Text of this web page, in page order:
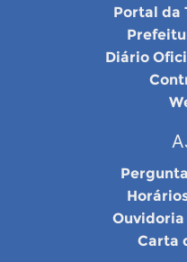
Portal da
Diário
Carta